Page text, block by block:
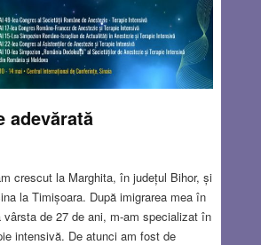
adevărată
crescut la Marghita, în județul Bihor, și
la Timișoara. După imigrarea mea în
de 27 de ani, m-am specializat în
intensivă. De atunci am fost de